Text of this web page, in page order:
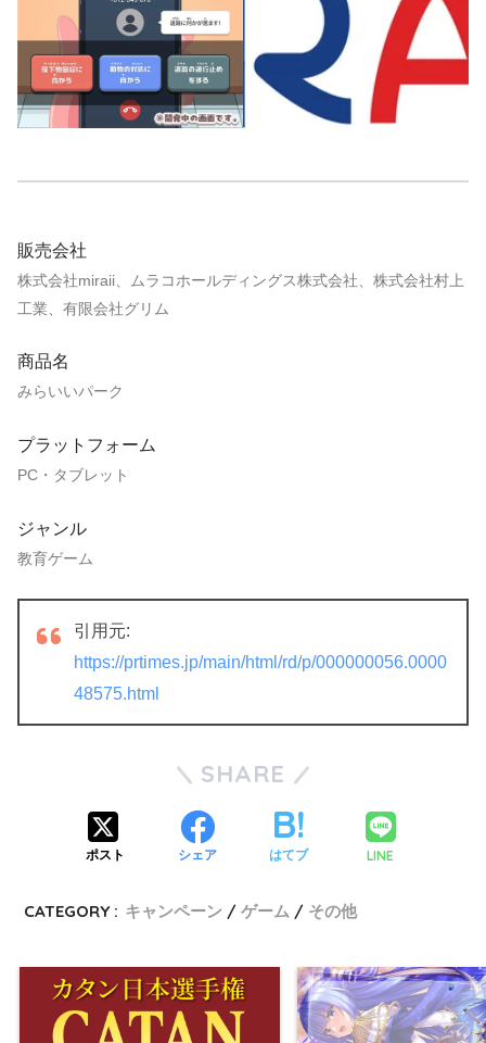
販売会社
株式会社miraii、ムラコホールディングス株式会社、株式会社村上
工業、有限会社グリム
商品名
みらいいパーク
プラットフォーム
PC・タブレット
ジャンル
教育ゲーム
引用元:
https://prtimes.jp/main/html/rd/p/000000056.0000
48575.html
SHARE
ポスト シェア はてブ LINE
CATEGORY : キャンペーン ゲーム その他